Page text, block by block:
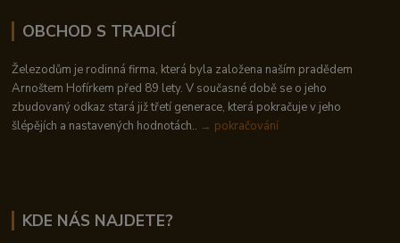
OBCHOD S TRADICÍ
Železodům je rodinná firma, která byla založena naším pradědem
Arnoštem Hofírkem před 89 lety. V současné době se o jeho
zbudovaný odkaz stará již třetí generace, která pokračuje v jeho
šlépějích a nastavených hodnotách.. → pokračování
KDE NÁS NAJDETE?